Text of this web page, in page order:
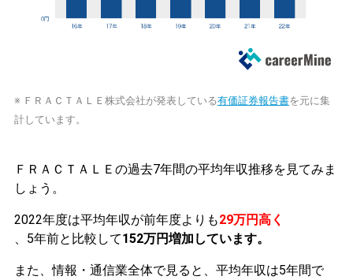
※ ＦＲＡＣＴＡＬＥ株式会社が発表している有価証券報告書を元に集
計しています。
ＦＲＡＣＴＡＬＥの過去7年間の平均年収推移を見てみま
しょう。
2022年度は平均年収が前年度よりも29万円高く
、5年前と比較して152万円増加しています。
また、情報・通信業全体で見ると、平均年収は5年間で